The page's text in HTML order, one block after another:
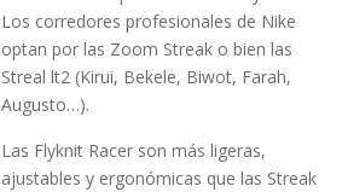
Los corredores profesionales de Nike
optan por las Zoom Streak o bien las
Streal lt2 (Kirui, Bekele, Biwot, Farah,
Augusto…).
Las Flyknit Racer son más ligeras,
ajustables y ergonómicas que las Streak